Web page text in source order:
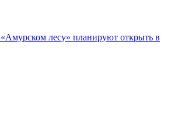
лесу» планируют открыть в